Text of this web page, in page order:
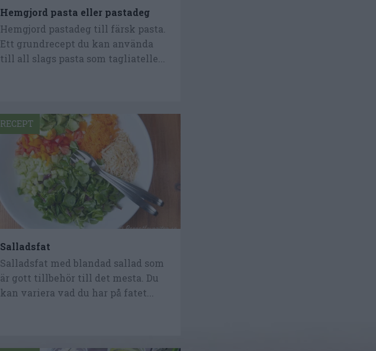
Hemgjord pasta eller pastadeg
Hemgjord pastadeg till färsk pasta.
Ett grundrecept du kan använda
till all slags pasta som tagliatelle...
Salladsfat
Salladsfat med blandad sallad som
är gott tillbehör till det mesta. Du
kan variera vad du har på fatet...
RECEPT